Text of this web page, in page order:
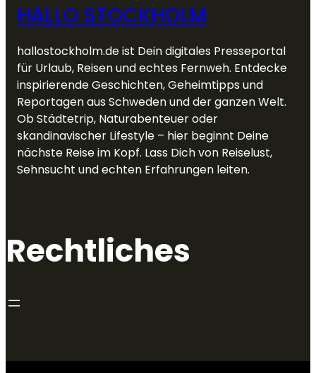
HALLO STOCKHOLM
hallostockholm.de ist Dein digitales Presseportal
für Urlaub, Reisen und echtes Fernweh. Entdecke
inspirierende Geschichten, Geheimtipps und
Reportagen aus Schweden und der ganzen Welt.
Ob Städtetrip, Naturabenteuer oder
skandinavischer Lifestyle – hier beginnt Deine
nächste Reise im Kopf. Lass Dich von Reiselust,
Sehnsucht und echten Erfahrungen leiten.
Rechtliches